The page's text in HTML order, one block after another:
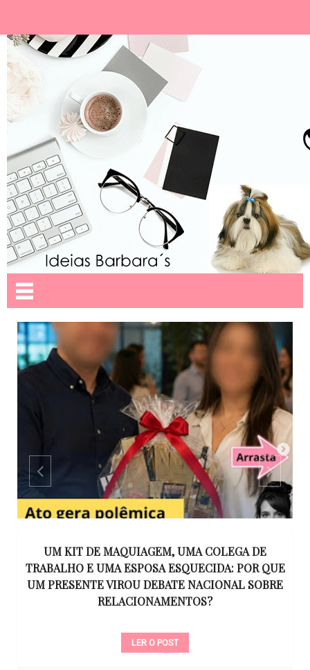
UM KIT DE MAQUIAGEM, UMA COLEGA DE
TRABALHO E UMA ESPOSA ESQUECIDA: POR QUE
UM PRESENTE VIROU DEBATE NACIONAL SOBRE
RELACIONAMENTOS?
LER O POST